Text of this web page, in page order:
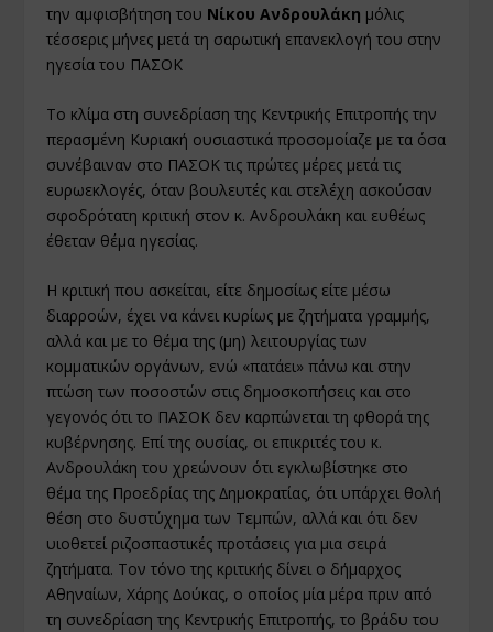
την αµφισβήτηση του Νίκου Ανδρουλάκη µόλις
τέσσερις µήνες µετά τη σαρωτική επανεκλογή του στην
ηγεσία του ΠΑΣΟΚ
Το κλίµα στη συνεδρίαση της Κεντρικής Επιτροπής την
περασµένη Κυριακή ουσιαστικά προσοµοίαζε µε τα όσα
συνέβαιναν στο ΠΑΣΟΚ τις πρώτες µέρες µετά τις
ευρωεκλογές, όταν βουλευτές και στελέχη ασκούσαν
σφοδρότατη κριτική στον κ. Ανδρουλάκη και ευθέως
έθεταν θέµα ηγεσίας.
Η κριτική που ασκείται, είτε δηµοσίως είτε µέσω
διαρροών, έχει να κάνει κυρίως µε ζητήµατα γραµµής,
αλλά και µε το θέµα της (µη) λειτουργίας των
κοµµατικών οργάνων, ενώ «πατάει» πάνω και στην
πτώση των ποσοστών στις δηµοσκοπήσεις και στο
γεγονός ότι το ΠΑΣΟΚ δεν καρπώνεται τη φθορά της
κυβέρνησης. Επί της ουσίας, οι επικριτές του κ.
Ανδρουλάκη του χρεώνουν ότι εγκλωβίστηκε στο
θέµα της Προεδρίας της ∆ηµοκρατίας, ότι υπάρχει θολή
θέση στο δυστύχηµα των Τεµπών, αλλά και ότι δεν
υιοθετεί ριζοσπαστικές προτάσεις για µια σειρά
ζητήµατα. Τον τόνο της κριτικής δίνει ο δήµαρχος
Αθηναίων, Χάρης ∆ούκας, ο οποίος µία µέρα πριν από
τη συνεδρίαση της Κεντρικής Επιτροπής, το βράδυ του